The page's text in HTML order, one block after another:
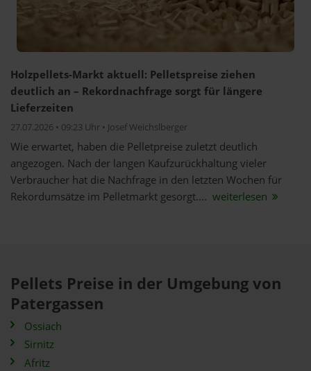
Holzpellets-Markt aktuell: Pelletspreise ziehen
deutlich an – Rekordnachfrage sorgt für längere
Lieferzeiten
27.07.2026 • 09:23 Uhr • Josef Weichslberger
Wie erwartet, haben die Pelletpreise zuletzt deutlich
angezogen. Nach der langen Kaufzurückhaltung vieler
Verbraucher hat die Nachfrage in den letzten Wochen für
Rekordumsätze im Pelletmarkt gesorgt.... weiterlesen
Pellets Preise in der Umgebung von
Patergassen
Ossiach
Sirnitz
Afritz